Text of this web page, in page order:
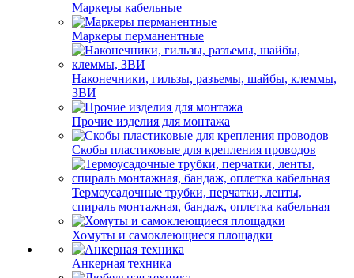
Маркеры кабельные
Маркеры перманентные
Наконечники, гильзы, разъемы, шайбы, клеммы,
ЗВИ
Прочие изделия для монтажа
Скобы пластиковые для крепления проводов
Термоусадочные трубки, перчатки, ленты,
спираль монтажная, бандаж, оплетка кабельная
Хомуты и самоклеющиеся площадки
Анкерная техника